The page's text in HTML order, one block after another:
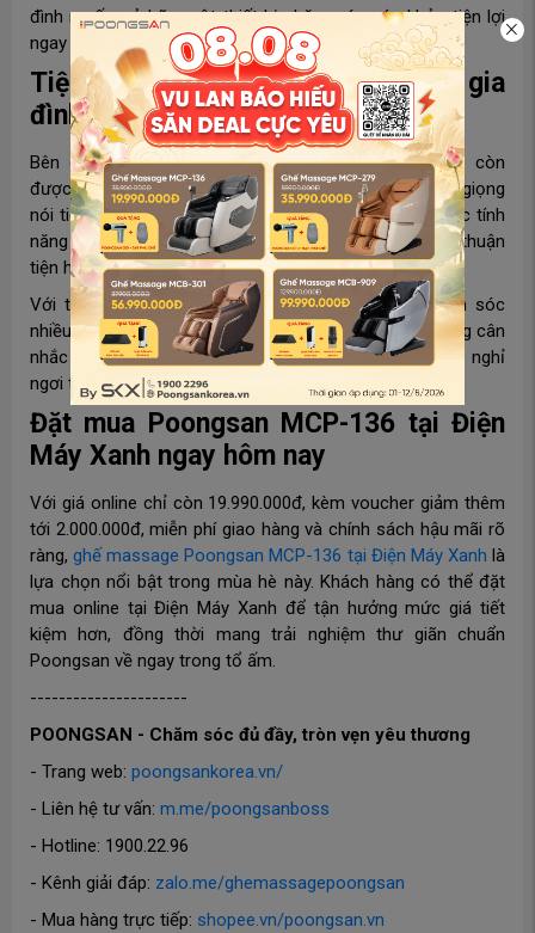
đình muốn sở hữu một thiết bị chăm sóc sức khỏe tiện lợi
ngay trong không gian sống.
Tiện ích hiện đại, dễ dùng cho cả gia
đình
Bên cạnh công nghệ massage, Poongsan MCP-136 còn
được trang bị nhiều tiện ích thông minh như điều khiển giọng
nói tiếng Việt, remote màn hình và sạc không dây. Các tính
năng này giúp quá trình sử dụng ghế trở nên đơn giản, thuận
tiện hơn với nhiều đối tượng người dùng.
Với thiết kế hiện đại, dễ thao tác và khả năng chăm sóc
nhiều vùng cơ thể, Poongsan MCP-136 là lựa chọn đáng cân
nhắc cho những gia đình muốn nâng cấp trải nghiệm nghỉ
ngơi tại nhà trong mùa hè này.
Đặt mua Poongsan MCP-136 tại Điện
Máy Xanh ngay hôm nay
Với giá online chỉ còn 19.990.000đ, kèm voucher giảm thêm
tới 2.000.000đ, miễn phí giao hàng và chính sách hậu mãi rõ
ràng,ghế massage Poongsan MCP-136 tại Điện Máy Xanh là
lựa chọn nổi bật trong mùa hè này. Khách hàng có thể đặt
mua online tại Điện Máy Xanh để tận hưởng mức giá tiết
kiệm hơn, đồng thời mang trải nghiệm thư giãn chuẩn
Poongsan về ngay trong tổ ấm.
----------------------
POONGSAN - Chăm sóc đủ đầy, tròn vẹn yêu thương
- Trang web: poongsankorea.vn/
- Liên hệ tư vấn: m.me/poongsanboss
- Hotline: 1900.22.96
- Kênh giải đáp: zalo.me/ghemassagepoongsan
- Mua hàng trực tiếp: shopee.vn/poongsan.vn